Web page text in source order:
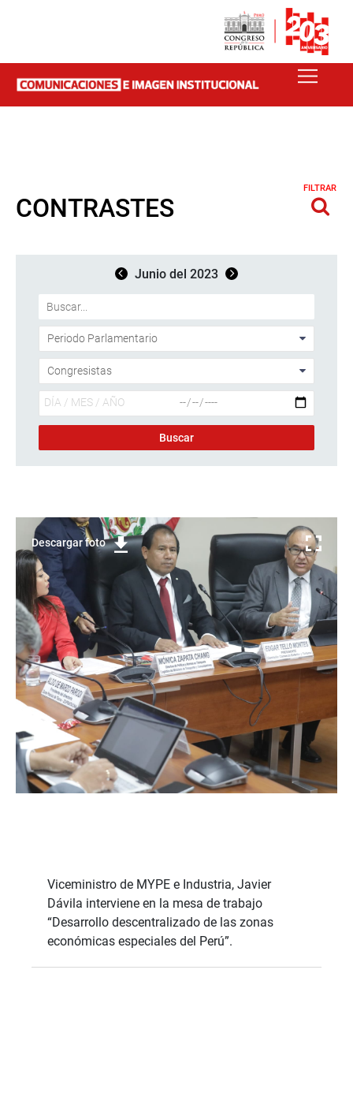
CONTRASTES
FILTRAR
Junio del 2023
Descargar foto
Viceministro de MYPE e Industria, Javier
Dávila interviene en la mesa de trabajo
“Desarrollo descentralizado de las zonas
económicas especiales del Perú”.